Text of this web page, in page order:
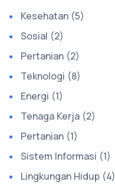
Kesehatan (5)
Sosial (2)
Pertanian (2)
Teknologi (8)
Energi (1)
Tenaga Kerja (2)
Pertanian (1)
Sistem Informasi (1)
Lingkungan Hidup (4)